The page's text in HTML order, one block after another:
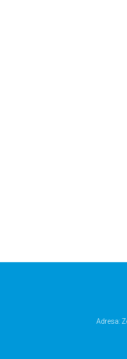
Adresa: